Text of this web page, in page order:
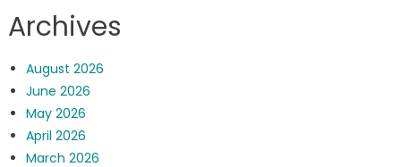
Archives
August 2026
June 2026
May 2026
April 2026
March 2026